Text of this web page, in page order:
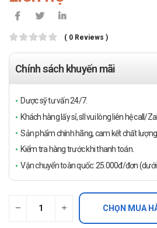
( 0 Reviews )
Chính sách khuyến mãi
Dược sỹ tư vấn 24/7.
Khách hàng lấy sỉ, sll vui lòng liên hệ call/
Sản phẩm chính hãng, cam kết chất lượng.
Kiểm tra hàng trước khi thanh toán.
Vận chuyển toàn quốc: 25.000đ/đơn
CHỌN MUA